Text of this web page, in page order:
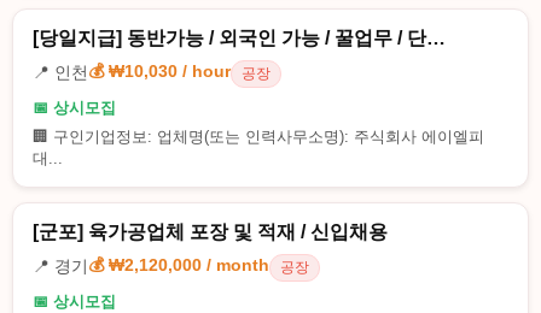
[당일지급] 동반가능 / 외국인 가능 / 꿀업무 / 단…
📍 인천💰 ₩10,030 / hour 공장
📅 상시모집
🏢 구인기업정보: 업체명(또는 인력사무소명): 주식회사 에이엘피
대...
[군포] 육가공업체 포장 및 적재 / 신입채용
📍 경기💰 ₩2,120,000 / month 공장
📅 상시모집